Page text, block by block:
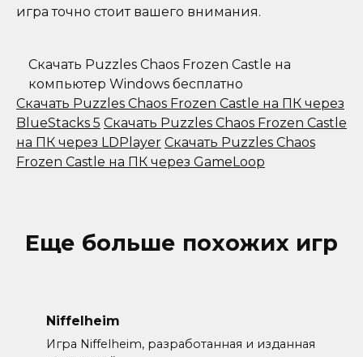
игра точно стоит вашего внимания.
Скачать Puzzles Chaos Frozen Castle на
компьютер Windows бесплатно
Скачать Puzzles Chaos Frozen Castle на ПК через
BlueStacks 5 Скачать Puzzles Chaos Frozen Castle
на ПК через LDPlayer Скачать Puzzles Chaos
Frozen Castle на ПК через GameLoop
Еще больше похожих игр
Niffelheim
Игра Niffelheim, разработанная и изданная